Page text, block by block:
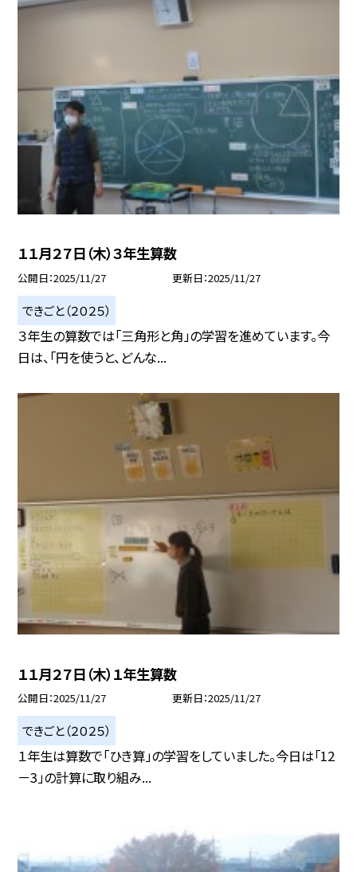
１１月２７日（木）３年生算数
公開日 2025/11/27 更新日 2025/11/27
できごと（２０２５）
３年生の算数では「三角形と角」の学習を進めています。今
日は、「円を使うと、どんな...
１１月２７日（木）１年生算数
公開日 2025/11/27 更新日 2025/11/27
できごと（２０２５）
１年生は算数で「ひき算」の学習をしていました。今日は「12
－3」の計算に取り組み...